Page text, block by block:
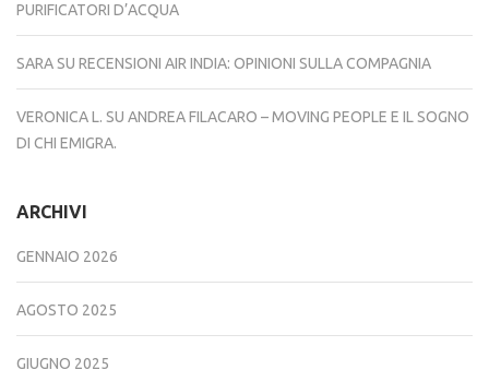
PURIFICATORI D’ACQUA
SARA SU RECENSIONI AIR INDIA: OPINIONI SULLA COMPAGNIA
VERONICA L. SU ANDREA FILACARO – MOVING PEOPLE E IL SOGNO
DI CHI EMIGRA.
ARCHIVI
GENNAIO 2026
AGOSTO 2025
GIUGNO 2025